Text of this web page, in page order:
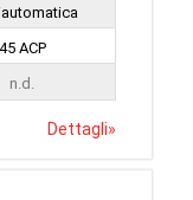
45 ACP
n.d.
Dettagli»